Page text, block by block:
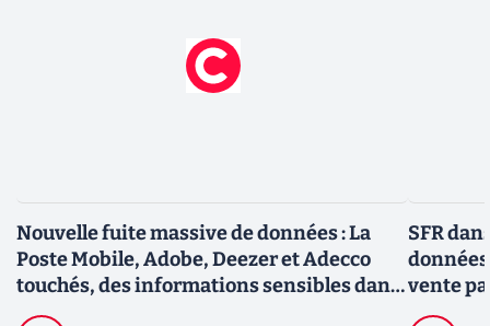
Nouvelle fuite massive de données : La
Poste Mobile, Adobe, Deezer et Adecco
touchés, des informations sensibles dans
la nature
SFR
vente